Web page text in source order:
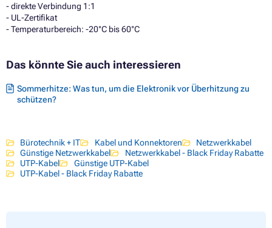
- direkte Verbindung 1:1
- UL-Zertifikat
- Temperaturbereich: -20°C bis 60°C
Das könnte Sie auch interessieren
Sommerhitze: Was tun, um die Elektronik vor Überhitzung zu
schützen?
Bürotechnik + IT Kabel und Konnektoren
Netzwerkkabel
Günstige Netzwerkkabel
Netzwerkkabel - Black Friday Rabatte
UTP-Kabel
Günstige UTP-Kabel
UTP-Kabel - Black Friday Rabatte